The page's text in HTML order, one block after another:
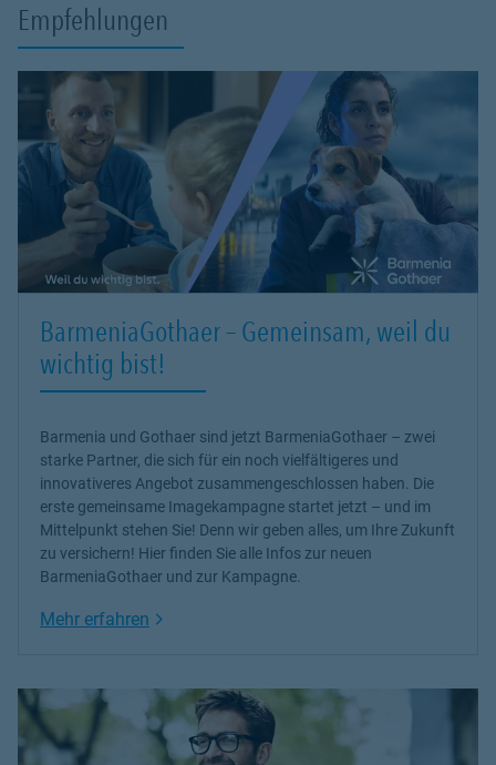
Empfehlungen
BarmeniaGothaer – Gemeinsam, weil du
wichtig bist!
Barmenia und Gothaer sind jetzt BarmeniaGothaer – zwei
starke Partner, die sich für ein noch vielfältigeres und
innovativeres Angebot zusammengeschlossen haben. Die
erste gemeinsame Imagekampagne startet jetzt – und im
Mittelpunkt stehen Sie! Denn wir geben alles, um Ihre Zukunft
zu versichern! Hier finden Sie alle Infos zur neuen
BarmeniaGothaer und zur Kampagne.
Mehr erfahren Link Opens in New Tab